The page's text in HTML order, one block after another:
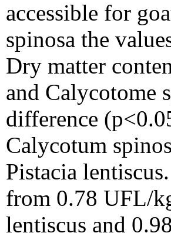
accessible for
spinosa the
Dry matter
and Calycotome
difference
Calycotum
Pistacia
from 0.78 UFL/
lentiscus and